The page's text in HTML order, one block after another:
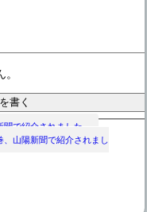
聞で紹介されました
、山陽新聞で紹介されまし